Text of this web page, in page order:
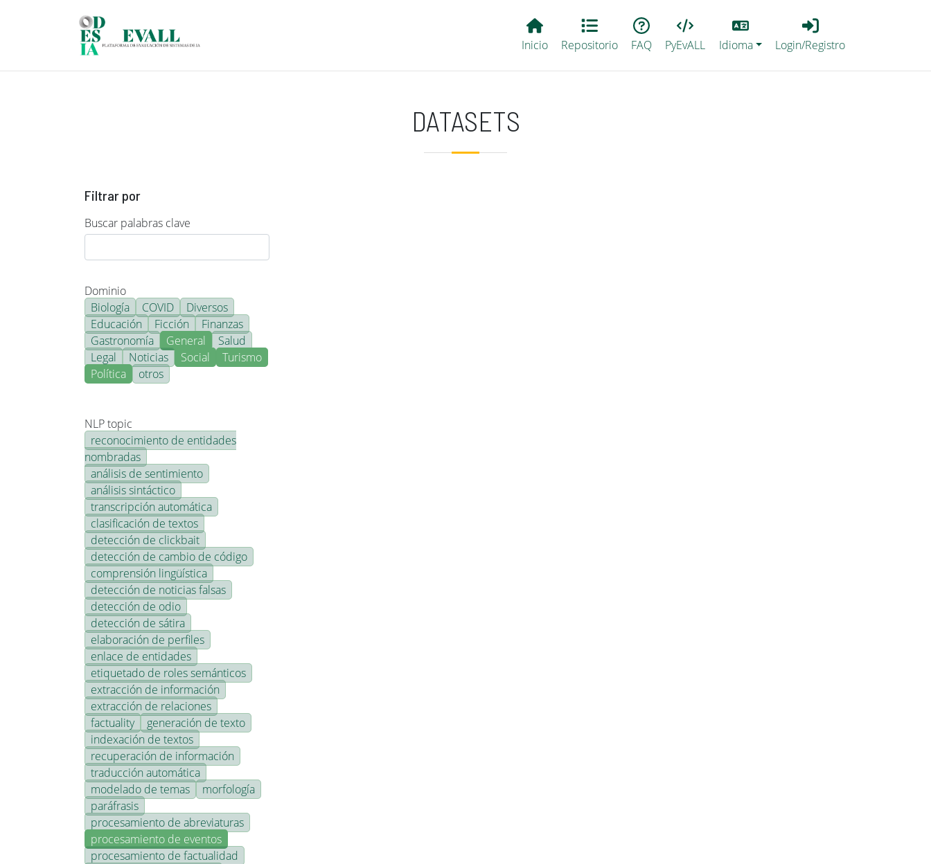
Main EvALL
Inicio Repositorio FAQ PyEvALL
Lang
Idioma
Login_Registro
Login/Registro
DATASETS
Filtrar por
Buscar palabras clave
Dominio
Biología
COVID
Diversos
Educación
Ficción
Finanzas
Gastronomía
General
Salud
Legal
Noticias Social
Turismo
Política
otros
NLP topic
reconocimiento de entidades
nombradas
análisis de sentimiento
análisis sintáctico
transcripción automática
clasificación de textos
detección de clickbait
detección de cambio de código
comprensión lingüística
detección de noticias falsas
detección de odio
detección de sátira
elaboración de perfiles
enlace de entidades
etiquetado de roles semánticos
extracción de información
extracción de relaciones
factuality
generación de texto
indexación de textos
recuperación de información
traducción automática
modelado de temas
morfología
paráfrasis
procesamiento de abreviaturas
procesamiento de eventos
procesamiento de factualidad